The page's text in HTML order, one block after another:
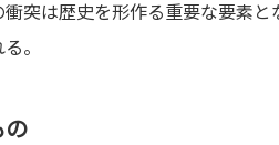
突は歴史を形作る重要な要素
。